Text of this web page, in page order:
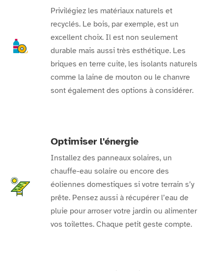
Privilégiez les matériaux naturels et
recyclés. Le bois, par exemple, est un
excellent choix. Il est non seulement
durable mais aussi très esthétique. Les
briques en terre cuite, les isolants naturels
comme la laine de mouton ou le chanvre
sont également des options à considérer.
Optimiser l'énergie
Installez des panneaux solaires, un
chauffe-eau solaire ou encore des
éoliennes domestiques si votre terrain s’y
prête. Pensez aussi à récupérer l’eau de
pluie pour arroser votre jardin ou alimenter
vos toilettes. Chaque petit geste compte.